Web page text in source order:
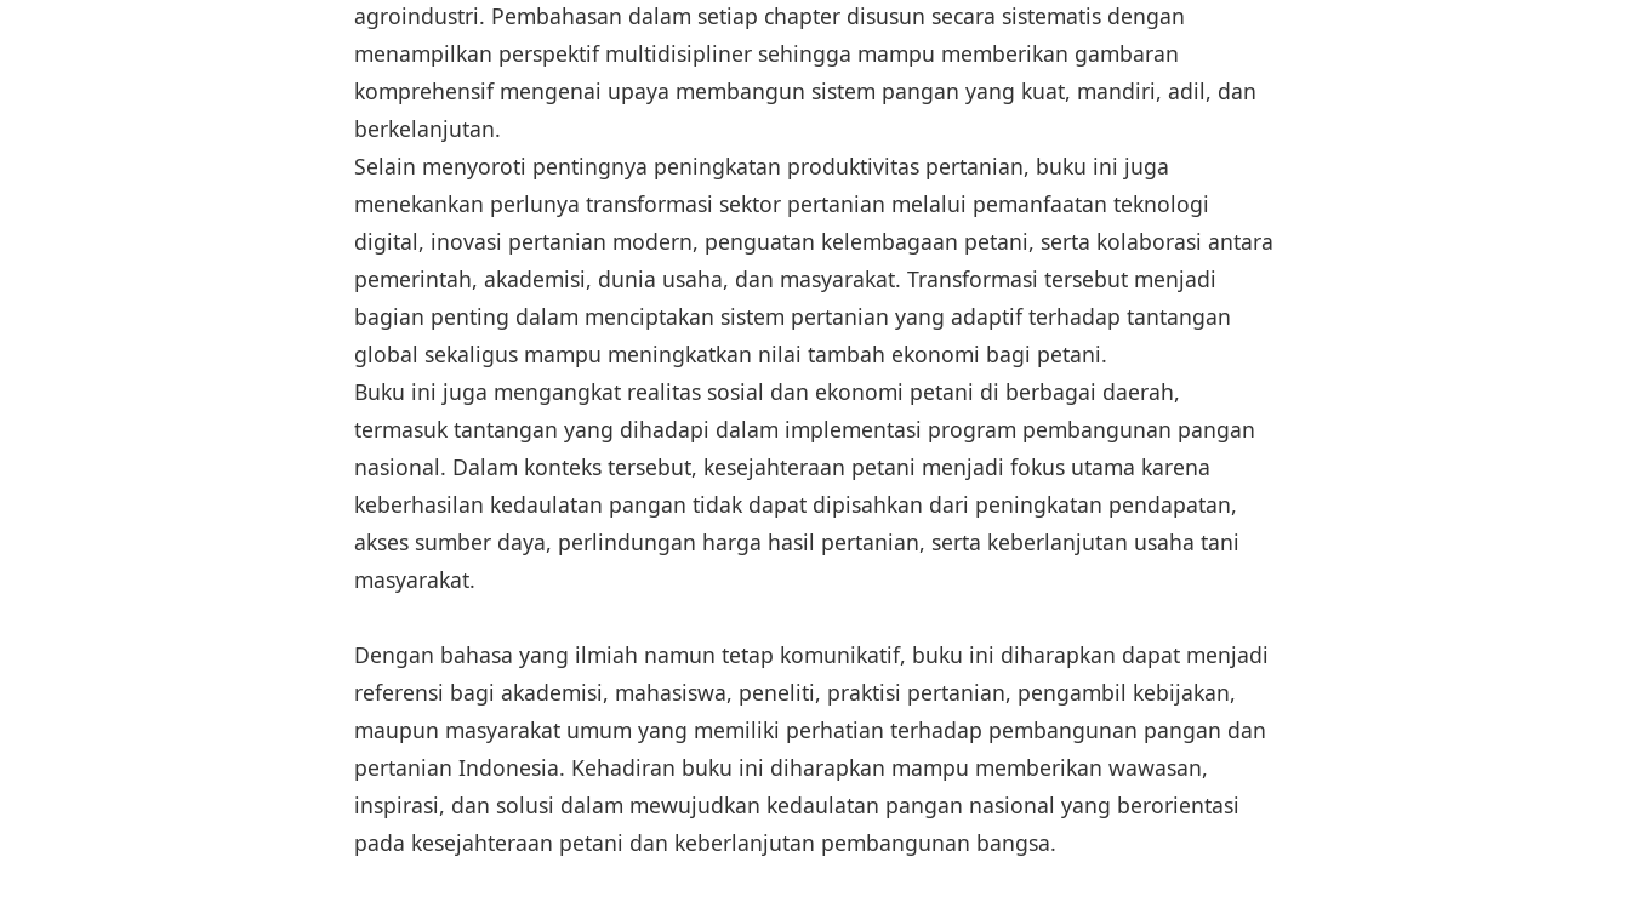
agroindustri. Pembahasan dalam setiap chapter disusun secara sistematis dengan
menampilkan perspektif multidisipliner sehingga mampu memberikan gambaran
komprehensif mengenai upaya membangun sistem pangan yang kuat, mandiri, adil, dan
berkelanjutan.
Selain menyoroti pentingnya peningkatan produktivitas pertanian, buku ini juga
menekankan perlunya transformasi sektor pertanian melalui pemanfaatan teknologi
digital, inovasi pertanian modern, penguatan kelembagaan petani, serta kolaborasi antara
pemerintah, akademisi, dunia usaha, dan masyarakat. Transformasi tersebut menjadi
bagian penting dalam menciptakan sistem pertanian yang adaptif terhadap tantangan
global sekaligus mampu meningkatkan nilai tambah ekonomi bagi petani.
Buku ini juga mengangkat realitas sosial dan ekonomi petani di berbagai daerah,
termasuk tantangan yang dihadapi dalam implementasi program pembangunan pangan
nasional. Dalam konteks tersebut, kesejahteraan petani menjadi fokus utama karena
keberhasilan kedaulatan pangan tidak dapat dipisahkan dari peningkatan pendapatan,
akses sumber daya, perlindungan harga hasil pertanian, serta keberlanjutan usaha tani
masyarakat.
Dengan bahasa yang ilmiah namun tetap komunikatif, buku ini diharapkan dapat menjadi
referensi bagi akademisi, mahasiswa, peneliti, praktisi pertanian, pengambil kebijakan,
maupun masyarakat umum yang memiliki perhatian terhadap pembangunan pangan dan
pertanian Indonesia. Kehadiran buku ini diharapkan mampu memberikan wawasan,
inspirasi, dan solusi dalam mewujudkan kedaulatan pangan nasional yang berorientasi
pada kesejahteraan petani dan keberlanjutan pembangunan bangsa.